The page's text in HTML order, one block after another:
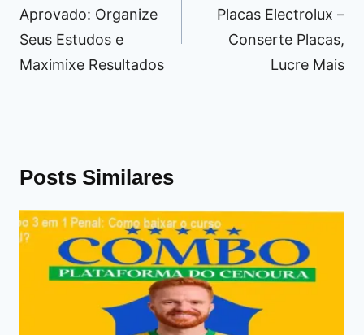
Post
Aprovado: Organize
Seus Estudos e
Maximixe Resultados
Placas Electrolux –
Conserte Placas,
Lucre Mais
Posts Similares